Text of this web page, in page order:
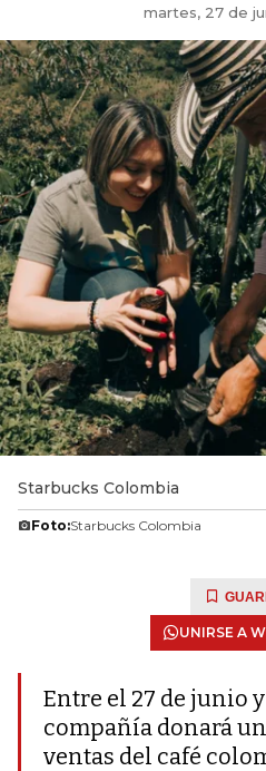
martes, 27 de
Starbucks Colombia
Foto:Starbucks Colombia
UNIRSE A
Entre el 27 de junio
compañía donará
ventas del café